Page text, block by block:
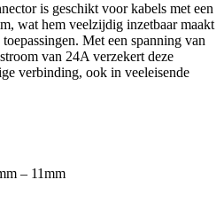
is geschikt voor kabels met een
wat hem veelzijdig inzetbaar maakt
Met een spanning van
van 24A verzekert deze
verbinding, ook in veeleisende
– 11mm